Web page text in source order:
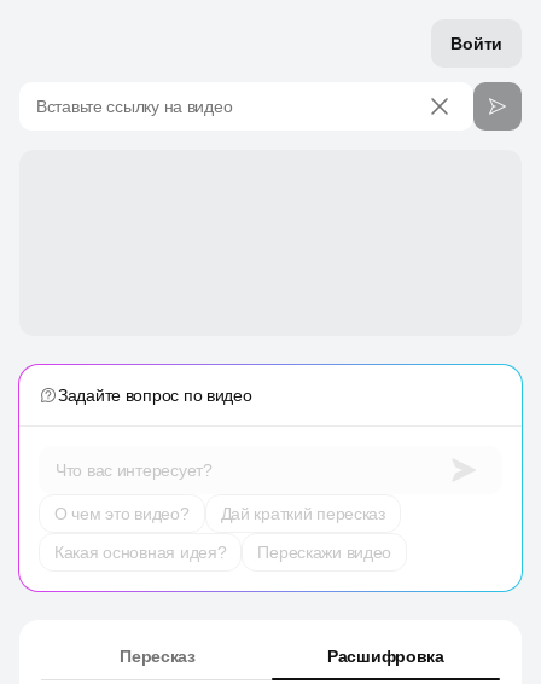
Войти
Вставьте ссылку на видео
Задайте вопрос по видео
Что вас интересует?
О чем это видео?
Дай краткий пересказ
Какая основная идея?
Перескажи видео
Пересказ Расшифровка